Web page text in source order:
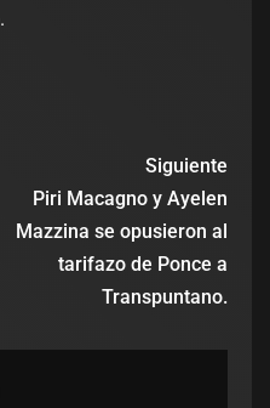
Siguiente
Piri Macagno y Ayelen
Mazzina se opusieron al
tarifazo de Ponce a
Transpuntano.